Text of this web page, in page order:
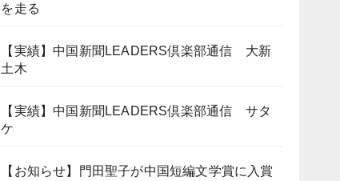
を走る
【実績】中国新聞LEADERS倶楽部通信 大新
土木
【実績】中国新聞LEADERS倶楽部通信 サタ
ケ
【お知らせ】門田聖子が中国短編文学賞に入賞